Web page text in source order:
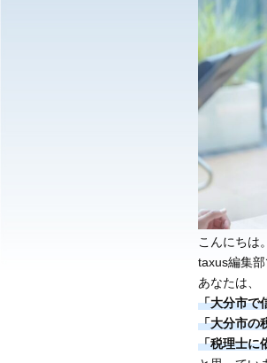
こんにちは。
taxus編集部
あなたは、
「大分市で
「大分市の
「税理士に